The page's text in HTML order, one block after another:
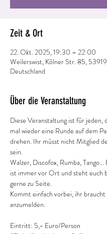
Zeit & Ort
22. Okt. 2025, 19:30 – 22:00
Weilerswist, Kölner Str. 85,
Deutschland
Über die Veranstaltung
Diese Veranstaltung ist für jeden,
mal wieder eine Runde auf dem
drehen. Ihr müsst nicht Mitglied
sein.
Walzer, Discofox, Rumba, Tango...
ist immer vor Ort und steht euch
gerne zu Seite.
Kommt einfach vorbei, ihr
anzumelden.
Eintritt: 5,- Euro/Person